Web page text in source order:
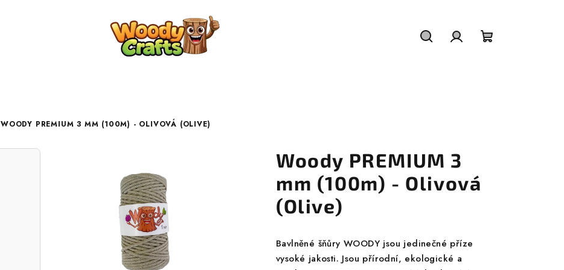
WOODY PREMIUM 3 MM (100M) - OLIVOVÁ (OLIVE)
Woody PREMIUM 3
mm (100m) - Olivová
(Olive)
Bavlněné šňůry WOODY jsou jedinečné příze
vysoké jakosti. Jsou přírodní, ekologické a